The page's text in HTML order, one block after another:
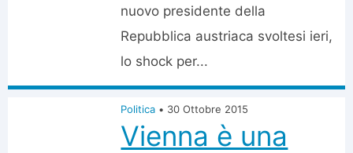
nuovo presidente della
Repubblica austriaca svoltesi ieri,
lo shock per...
Politica • 30 Ottobre 2015
Vienna è una